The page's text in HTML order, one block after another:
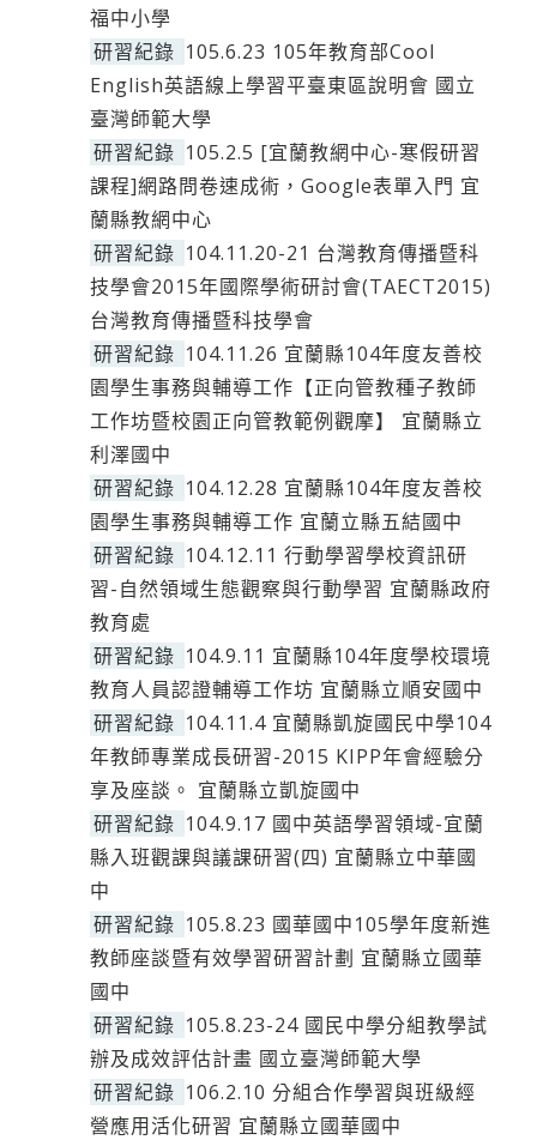
福中小學
研習紀錄 105.6.23 105年教育部Cool
English英語線上學習平臺東區說明會 國立
臺灣師範大學
研習紀錄 105.2.5 [宜蘭教網中心-寒假研習
課程]網路問卷速成術，Google表單入門 宜
蘭縣教網中心
研習紀錄 104.11.20-21 台灣教育傳播暨科
技學會2015年國際學術研討會(TAECT2015)
台灣教育傳播暨科技學會
研習紀錄 104.11.26 宜蘭縣104年度友善校
園學生事務與輔導工作【正向管教種子教師
工作坊暨校園正向管教範例觀摩】 宜蘭縣立
利澤國中
研習紀錄 104.12.28 宜蘭縣104年度友善校
園學生事務與輔導工作 宜蘭立縣五結國中
研習紀錄 104.12.11 行動學習學校資訊研
習-自然領域生態觀察與行動學習 宜蘭縣政府
教育處
研習紀錄 104.9.11 宜蘭縣104年度學校環境
教育人員認證輔導工作坊 宜蘭縣立順安國中
研習紀錄 104.11.4 宜蘭縣凱旋國民中學104
年教師專業成長研習-2015 KIPP年會經驗分
享及座談。 宜蘭縣立凱旋國中
研習紀錄 104.9.17 國中英語學習領域-宜蘭
縣入班觀課與議課研習(四) 宜蘭縣立中華國
中
研習紀錄 105.8.23 國華國中105學年度新進
教師座談暨有效學習研習計劃 宜蘭縣立國華
國中
研習紀錄 105.8.23-24 國民中學分組教學試
辦及成效評估計畫 國立臺灣師範大學
研習紀錄 106.2.10 分組合作學習與班級經
營應用活化研習 宜蘭縣立國華國中